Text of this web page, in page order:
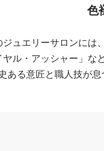
色
ュエリーサロンには
ヤル・アッシャー」
ある意匠と職人技が